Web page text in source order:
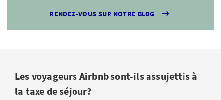
RENDEZ-VOUS SUR NOTRE BLOG
Les voyageurs Airbnb sont-ils assujettis à
la taxe de séjour?